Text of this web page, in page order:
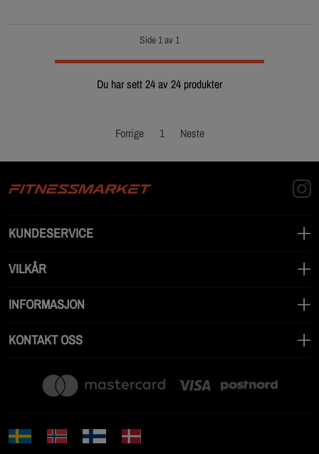
Side 1 av 1
Du har sett 24 av 24 produkter
Forrige 1 Neste
KUNDESERVICE
VILKÅR
INFORMASJON
KONTAKT OSS